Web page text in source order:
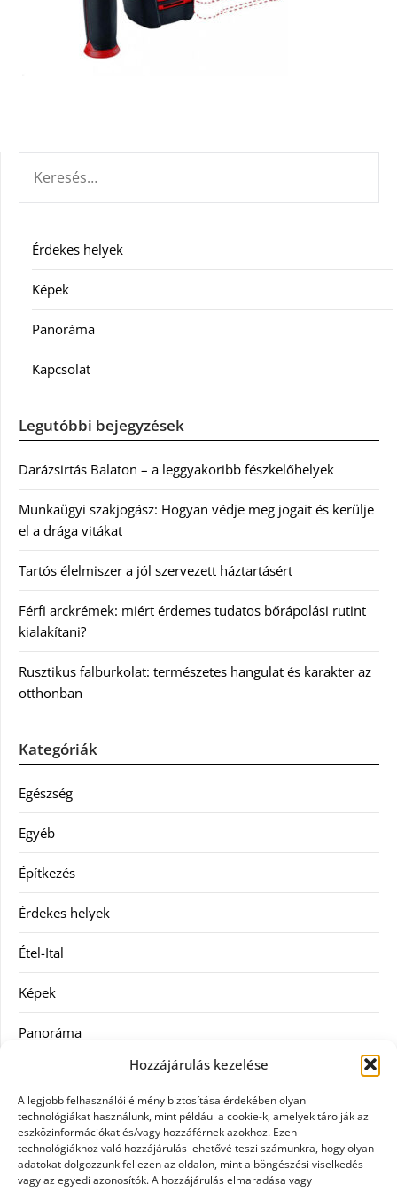
Hozzájárulás kezelése
A legjobb felhasználói élmény biztosítása érdekében olyan
technológiákat használunk, mint például a cookie-k, amelyek tárolják az
eszközinformációkat és/vagy hozzáférnek azokhoz. Ezen
technológiákhoz való hozzájárulás lehetővé teszi számunkra, hogy olyan
adatokat dolgozzunk fel ezen az oldalon, mint a böngészési viselkedés
vagy az egyedi azonosítók. A hozzájárulás elmaradása vagy
Érdekes helyek
Képek
Panoráma
Kapcsolat
Legutóbbi bejegyzések
Darázsirtás Balaton – a leggyakoribb fészkelőhelyek
Munkaügyi szakjogász: Hogyan védje meg jogait és kerülje
el a drága vitákat
Tartós élelmiszer a jól szervezett háztartásért
Férfi arckrémek: miért érdemes tudatos bőrápolási rutint
kialakítani?
Rusztikus falburkolat: természetes hangulat és karakter az
otthonban
Kategóriák
Egészség
Egyéb
Építkezés
Érdekes helyek
Étel-Ital
Képek
Panoráma
Szolgáltatás
Vásárlás